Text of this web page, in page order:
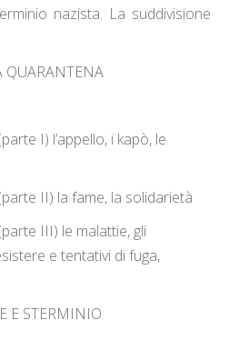
nazista. La suddivisione
QUARANTENA
I) l’appello, i kapò, le
II) la fame, la solidarietà
III) le malattie, gli
e tentativi di fuga,
E STERMINIO